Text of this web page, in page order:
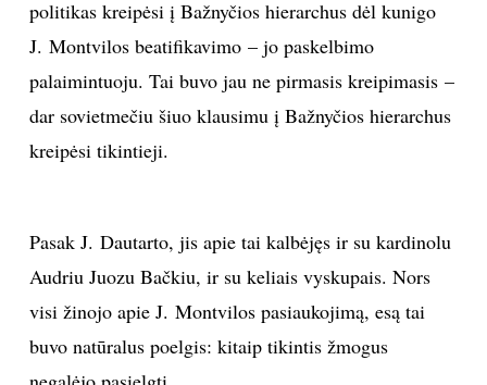
politikas kreipėsi į Bažnyčios hierarchus dėl kunigo
J. Montvilos beatifikavimo – jo paskelbimo
palaimintuoju. Tai buvo jau ne pirmasis kreipimasis –
dar sovietmečiu šiuo klausimu į Bažnyčios hierarchus
kreipėsi tikintieji.
Pasak J. Dautarto, jis apie tai kalbėjęs ir su kardinolu
Audriu Juozu Bačkiu, ir su keliais vyskupais. Nors
visi žinojo apie J. Montvilos pasiaukojimą, esą tai
buvo natūralus poelgis: kitaip tikintis žmogus